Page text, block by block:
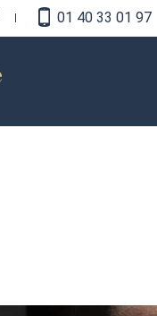
01 40 33 01 97